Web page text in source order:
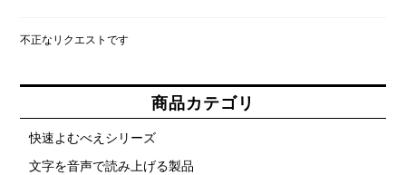
不正なリクエストです
商品カテゴリ
快速よむべえシリーズ
文字を音声で読み上げる製品